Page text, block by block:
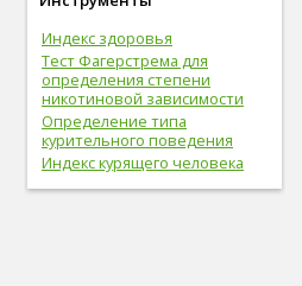
прививки (6)
близорукость (6)
скрининг (6)
легкие (6)
сахар (6)
сигара (6)
холестерин (6)
лабораторный показатель (6)
Индекс здоровья
Тест Фагерстрема для
определения степени
никотиновой зависимости
Определение типа
курительного поведения
Индекс курящего человека